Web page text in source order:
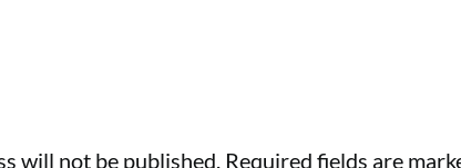
will not be published. Required fields are